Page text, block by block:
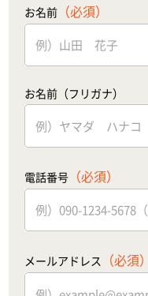
お名前 （必須）
お名前（フリガナ）
電話番号 （必須）
メールアドレス （必須）